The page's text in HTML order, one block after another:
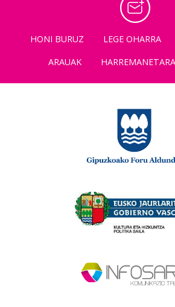
HONI BURUZ LEGE OHARRA
ARAUAK